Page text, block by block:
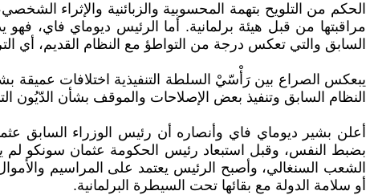
الحكم من التلويح بتهمة المحسوبية والزبائنية والإثراء
مراقبتها من قبل هيئة برلمانية. أما الرئيس ديوماي فاي،
السابق والتي تعكس درجة من التواطؤ مع النظام القديم، أي
يبعكس الصراع بين رَأْسّيْ السلطة التنفيذية اختلافات عميقة
النظام السابق وتنفيذ بعض الإصلاحات والموقف بشأن الدّيُون
أعلن بشير ديوماي فاي وأنصاره أن رئيس الوزراء السابق
بضبط النفس، وقبل استبعاد رئيس الحكومة عثمان سونكو لم
الشعب السنغالي، وأصبح الرئيس يعتمد على المراسيم
أو سلامة الدولة مع بقائها تحت السيطرة البرلمانية.